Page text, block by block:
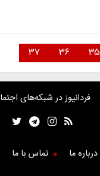
۳۵ ۳۶ ۳۷
فردانیوز در شبکه‌های
درباره ما تماس با ما